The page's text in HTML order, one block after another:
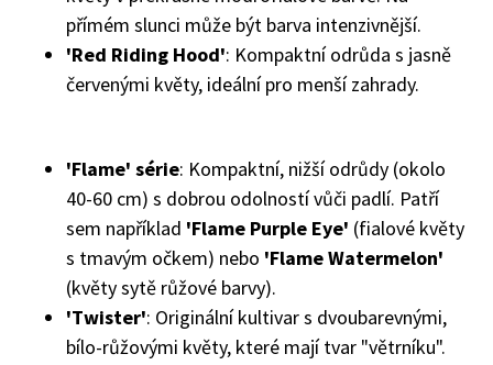
přímém slunci může být barva intenzivnější.
'Red Riding Hood': Kompaktní odrůda s jasně
červenými květy, ideální pro menší zahrady.
'Flame' série: Kompaktní, nižší odrůdy (okolo
40-60 cm) s dobrou odolností vůči padlí. Patří
sem například 'Flame Purple Eye' (fialové květy
s tmavým očkem) nebo 'Flame Watermelon'
(květy sytě růžové barvy).
'Twister': Originální kultivar s dvoubarevnými,
bílo-růžovými květy, které mají tvar "větrníku".